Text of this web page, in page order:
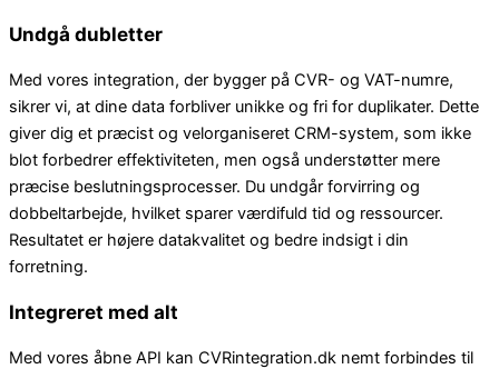
Undgå dubletter
Med vores integration, der bygger på CVR- og VAT-numre,
sikrer vi, at dine data forbliver unikke og fri for duplikater. Dette
giver dig et præcist og velorganiseret CRM-system, som ikke
blot forbedrer effektiviteten, men også understøtter mere
præcise beslutningsprocesser. Du undgår forvirring og
dobbeltarbejde, hvilket sparer værdifuld tid og ressourcer.
Resultatet er højere datakvalitet og bedre indsigt i din
forretning.
Integreret med alt
Med vores åbne API kan CVRintegration.dk nemt forbindes til